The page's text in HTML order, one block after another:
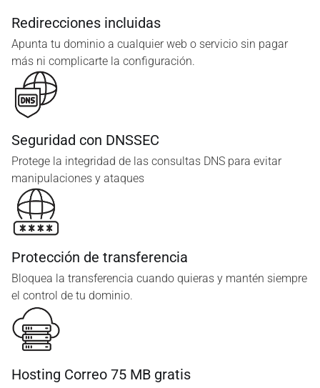
Redirecciones incluidas
Apunta tu dominio a cualquier web o servicio sin pagar
más ni complicarte la configuración.
Seguridad con DNSSEC
Protege la integridad de las consultas DNS para evitar
manipulaciones y ataques
Protección de transferencia
Bloquea la transferencia cuando quieras y mantén siempre
el control de tu dominio.
Hosting Correo 75 MB gratis